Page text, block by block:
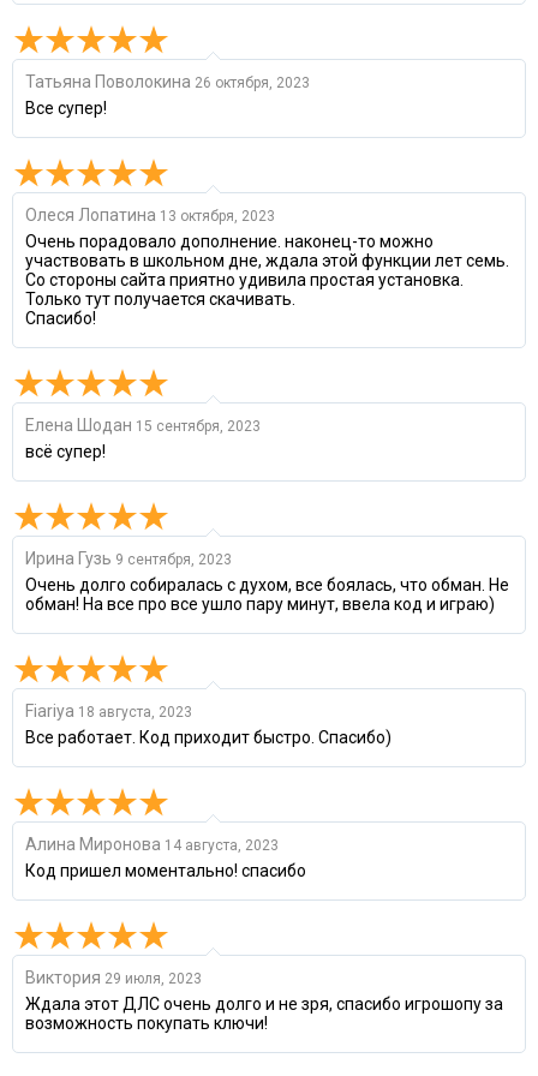
Татьяна Поволокина 26 октября, 2023
Все супер!
Олеся Лопатина 13 октября, 2023
Очень порадовало дополнение. наконец-то можно
участвовать в школьном дне, ждала этой функции лет семь.
Со стороны сайта приятно удивила простая установка.
Только тут получается скачивать.
Спасибо!
Елена Шодан 15 сентября, 2023
всё супер!
Ирина Гузь 9 сентября, 2023
Очень долго собиралась с духом, все боялась, что обман. Не
обман! На все про все ушло пару минут, ввела код и играю)
Fiariya 18 августа, 2023
Все работает. Код приходит быстро. Спасибо)
Алина Миронова 14 августа, 2023
Код пришел моментально! спасибо
Виктория 29 июля, 2023
Ждала этот ДЛС очень долго и не зря, спасибо игрошопу за
возможность покупать ключи!